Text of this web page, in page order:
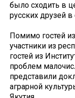
было сходить в
русских друзей
Помимо гостей
участники из
гостей из
проблем
представили
аграрной